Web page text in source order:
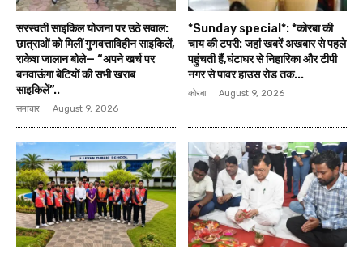
सरस्वती साइकिल योजना पर उठे सवाल:
छात्राओं को मिलीं गुणवत्ताविहीन साइकिलें,
राकेश जालान बोले— “अपने खर्च पर
बनवाऊंगा बेटियों की सभी खराब
साइकिलें”..
समाचार August 9, 2026
*Sunday special*: *कोरबा की
चाय की टपरी: जहां खबरें अखबार से पहले
पहुंचती हैं,घंटाघर से निहारिका और टीपी
नगर से पावर हाउस रोड तक...
कोरबा August 9, 2026